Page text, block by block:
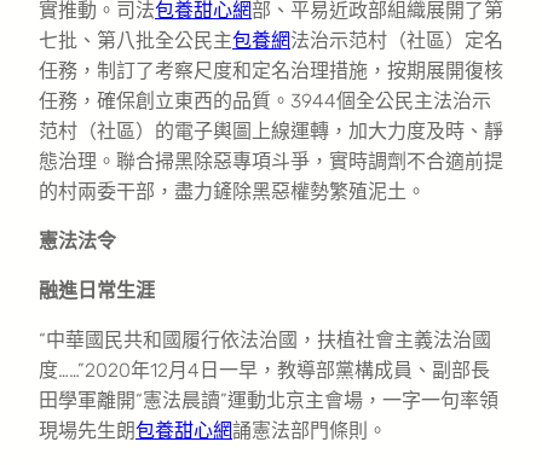
實推動。司法包養甜心網部、平易近政部組織展開了第
七批、第八批全公民主包養網法治示范村（社區）定名
任務，制訂了考察尺度和定名治理措施，按期展開復核
任務，確保創立東西的品質。3944個全公民主法治示
范村（社區）的電子輿圖上線運轉，加大力度及時、靜
態治理。聯合掃黑除惡專項斗爭，實時調劑不合適前提
的村兩委干部，盡力鏟除黑惡權勢繁殖泥土。
憲法法令
融進日常生涯
“中華國民共和國履行依法治國，扶植社會主義法治國
度……”2020年12月4日一早，教導部黨構成員、副部長
田學軍離開“憲法晨讀”運動北京主會場，一字一句率領
現場先生朗包養甜心網誦憲法部門條則。